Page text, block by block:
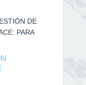
DE
PARA